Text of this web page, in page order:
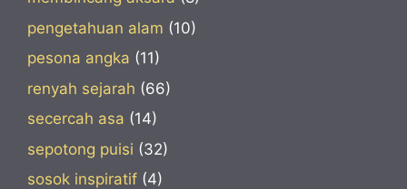
pengetahuan alam (10)
pesona angka (11)
renyah sejarah (66)
secercah asa (14)
sepotong puisi (32)
sosok inspiratif (4)